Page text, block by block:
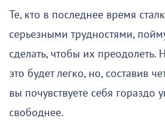
Те, кто в последнее время
серьезными трудностями,
сделать, чтобы их преодолеть.
это будет легко, но, составив
вы почувствуете себя гораздо
свободнее.